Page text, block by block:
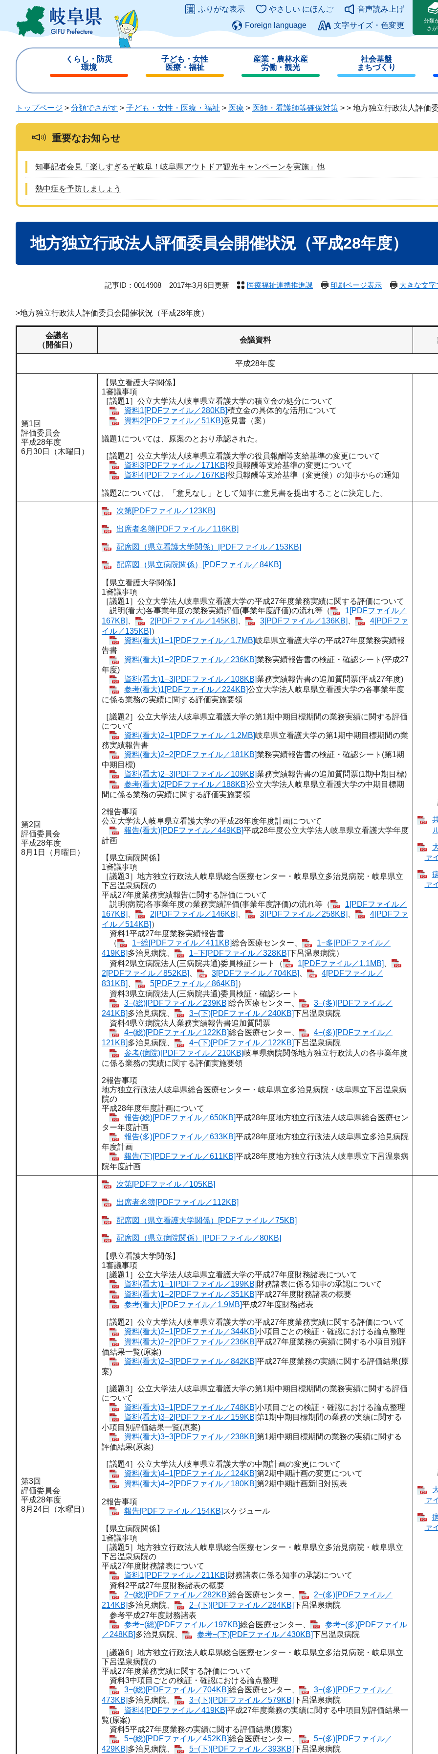
ジ
ュ
このページの本文へ
ふりがな表示 やさしい にほんご
音声読み上げ
Foreign language
文字サイズ・色変更
分類
さ
くらし・防災
環境
じ
子ども・女性
医療・福祉
じ
産業・農林水産
労働・観光
じ
る
社会基盤
まちづくり
じ
る
トップページ > 分類でさがす > 子ども・女性・医療・福祉 > 医療 > 医師・看護師等確保対策 > > 地方独立行政法人評価
重要なお知らせ
知事記者会見「楽しすぎるぞ岐阜！岐阜県アウトドア観光キャンペーンを実施」他
熱中症を予防しましょう
地方独立行政法人評価委員会開催状況（平成28年度）
記事ID：0014908 2017年3月6日更新 医療福祉連携推進課 印刷ページ表示 大きな文
>地方独立行政法人評価委員会開催状況（平成28年度）
会議名
（開催日）
会議資料
平成28年度
第1回
評価委員会
平成28年度
6月30日（木曜日）
【県立看護大学関係】
1審議事項
［議題1］公立大学法人岐阜県立看護大学の積立金の処分について
資料1[PDFファイル／280KB]積立金の具体的な活用について
資料2[PDFファイル／51KB]意見書（案）
議題1については、原案のとおり承認された。
［議題2］公立大学法人岐阜県立看護大学の役員報酬等支給基準の変更について
資料3[PDFファイル／171KB]役員報酬等支給基準の変更について
資料4[PDFファイル／167KB]役員報酬等支給基準（変更後）の知事からの通知
議題2については、「意見なし」として知事に意見書を提出することに決定した。
第2回
評価委員会
平成28年度
8月1日（月曜日）
次第[PDFファイル／123KB]
出席者名簿[PDFファイル／116KB]
配席図（県立看護大学関係）[PDFファイル／153KB]
配席図（県立病院関係）[PDFファイル／84KB]
【県立看護大学関係】
1審議事項
［議題1］公立大学法人岐阜県立看護大学の平成27年度業務実績に関する評価について
説明(看大)各事業年度の業務実績評価(事業年度評価)の流れ等（
1[PDFファイル／
167KB]
2[PDFファイル／145KB] 3[PDFファイル／136KB]
4[PDFファ
イル／135KB] ）
資料(看大)1−1[PDFファイル／1.7MB]岐阜県立看護大学の平成27年度業務実績報
告書
資料(看大)1−2[PDFファイル／236KB]業務実績報告書の検証・確認シート(平成27
年度)
資料(看大)1−3[PDFファイル／108KB]業務実績報告書の追加質問票(平成27年度)
参考(看大)1[PDFファイル／224KB]公立大学法人岐阜県立看護大学の各事業年度
に係る業務の実績に関する評価実施要領
［議題2］公立大学法人岐阜県立看護大学の第1期中期目標期間の業務実績に関する評価
について
資料(看大)2−1[PDFファイル／1.2MB]岐阜県立看護大学の第1期中期目標期間の業
務実績報告書
資料(看大)2−2[PDFファイル／181KB] 業務実績報告書の検証・確認シート(第1期
中期目標)
資料(看大)2−3[PDFファイル／109KB]業務実績報告書の追加質問票(1期中期目標)
参考(看大)2[PDFファイル／188KB]公立大学法人岐阜県立看護大学の中期目標期
間に係る業務の実績に関する評価実施要領
2報告事項
公立大学法人岐阜県立看護大学の平成28年度年度計画について
報告(看大)[PDFファイル／449KB]平成28年度公立大学法人岐阜県立看護大学年度
計画
【県立病院関係】
1審議事項
［議題3］地方独立行政法人岐阜県総合医療センター・岐阜県立多治見病院・岐阜県立
下呂温泉病院の
平成27年度業務実績報告に関する評価について
説明(病院)各事業年度の業務実績評価(事業年度評価)の流れ等（
1[PDFファイル／
167KB]
2[PDFファイル／146KB] 3[PDFファイル／258KB]
4[PDFファ
イル／514KB] ）
資料1平成27年度業務実績報告書
（
1−総[PDFファイル／411KB]総合医療センター、
1−多[PDFファイル／
419KB]多治見病院、 1−下[PDFファイル／328KB]下呂温泉病院）
資料2県立病院法人(三病院共通)委員検証シート（
1[PDFファイル／1.1MB]
2[PDFファイル／852KB]
3[PDFファイル／704KB]
4[PDFファイル／
831KB]
5[PDFファイル／864KB] ）
資料3県立病院法人(三病院共通)委員検証・確認シート
3−(総)[PDFファイル／239KB]総合医療センター、
3−(多)[PDFファイル／
241KB]多治見病院、 3−(下)[PDFファイル／240KB]下呂温泉病院
資料4県立病院法人業務実績報告書追加質問票
4−(総)[PDFファイル／122KB]総合医療センター、
4−(多)[PDFファイル／
121KB]多治見病院、 4−(下)[PDFファイル／122KB]下呂温泉病院
参考(病院)[PDFファイル／210KB]岐阜県病院関係地方独立行政法人の各事業年度
に係る業務の実績に関する評価実施要領
2報告事項
地方独立行政法人岐阜県総合医療センター・岐阜県立多治見病院・岐阜県立下呂温泉病
院の
平成28年度年度計画について
報告(総)[PDFファイル／650KB]平成28年度地方独立行政法人岐阜県総合医療セン
ター年度計画
報告(多)[PDFファイル／633KB] 平成28年度地方独立行政法人岐阜県立多治見病院
年度計画
報告(下)[PDFファイル／611KB]平成28年度地方独立行政法人岐阜県立下呂温泉病
院年度計画
ァ
ァ
第3回
評価委員会
平成28年度
8月24日（水曜日）
次第[PDFファイル／105KB]
出席者名簿[PDFファイル／112KB]
配席図（県立看護大学関係）[PDFファイル／75KB]
配席図（県立病院関係）[PDFファイル／80KB]
【県立看護大学関係】
1審議事項
［議題1］公立大学法人岐阜県立看護大学の平成27年度財務諸表について
資料(看大)1−1[PDFファイル／199KB]財務諸表に係る知事の承認について
資料(看大)1−2[PDFファイル／351KB]平成27年度財務諸表の概要
参考(看大)[PDFファイル／1.9MB]平成27年度財務諸表
［議題2］公立大学法人岐阜県立看護大学の平成27年度業務実績に関する評価について
資料(看大)2−1[PDFファイル／344KB]小項目ごとの検証・確認における論点整理
資料(看大)2−2[PDFファイル／236KB]平成27年度業務の実績に関する小項目別評
価結果一覧(原案)
資料(看大)2−3[PDFファイル／842KB]平成27年度業務の実績に関する評価結果(原
案)
［議題3］公立大学法人岐阜県立看護大学の第1期中期目標期間の業務実績に関する評価
について
資料(看大)3−1[PDFファイル／748KB]小項目ごとの検証・確認における論点整理
資料(看大)3−2[PDFファイル／159KB] 第1期中期目標期間の業務の実績に関する
小項目別評価結果一覧(原案)
資料(看大)3−3[PDFファイル／238KB]第1期中期目標期間の業務の実績に関する
評価結果(原案)
［議題4］公立大学法人岐阜県立看護大学の中期計画の変更について
資料(看大)4−1[PDFファイル／124KB]第2期中期計画の変更について
資料(看大)4−2[PDFファイル／180KB]第2期中期計画新旧対照表
2報告事項
報告[PDFファイル／154KB] スケジュール
【県立病院関係】
1審議事項
［議題5］地方独立行政法人岐阜県総合医療センター・岐阜県立多治見病院・岐阜県立
下呂温泉病院の
平成27年度財務諸表について
資料1[PDFファイル／211KB]財務諸表に係る知事の承認について
資料2平成27年度財務諸表の概要
2−(総)[PDFファイル／282KB]総合医療センター、
2−(多)[PDFファイル／
214KB]多治見病院、 2−(下)[PDFファイル／284KB]下呂温泉病院
参考平成27年度財務諸表
参考−(総)[PDFファイル／197KB]総合医療センター、
参考−(多)[PDFファイル
／248KB]多治見病院、 参考−(下)[PDFファイル／430KB]下呂温泉病院
［議題6］地方独立行政法人岐阜県総合医療センター・岐阜県立多治見病院・岐阜県立
下呂温泉病院の
平成27年度業務実績に関する評価について
資料3中項目ごとの検証・確認における論点整理
3−(総)[PDFファイル／704KB]総合医療センター、
3−(多)[PDFファイル／
473KB]多治見病院、 3−(下)[PDFファイル／579KB]下呂温泉病院
資料4[PDFファイル／419KB]平成27年度業務の実績に関する中項目別評価結果一
覧(原案)
資料5平成27年度業務の実績に関する評価結果(原案)
5−(総)[PDFファイル／452KB]総合医療センター、
5−(多)[PDFファイル／
429KB]多治見病院、 5−(下)[PDFファイル／393KB]下呂温泉病院
ァ
ァ